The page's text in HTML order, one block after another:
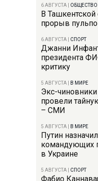
6 АВГУСТА ОБЩЕСТВО
В
прорыв
6 АВГУСТА СПОРТ
Джанни
президента
критику
5 АВГУСТА В МИРЕ
Экс-
провели
– СМИ
5 АВГУСТА В МИРЕ
Путин
командующих
в Украине
5 АВГУСТА СПОРТ
Фабио